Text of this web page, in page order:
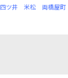
四ツ井 米松
両橋屋町